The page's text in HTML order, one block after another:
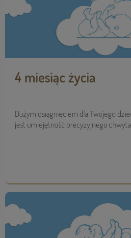
4 miesiąc życia
Dużym osiągnięciem dla Twojego
jest umiejętność precyzyjnego